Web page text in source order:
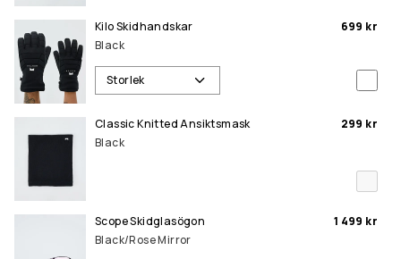
Kilo Skidhandskar
Black
699 kr
Storlek
Classic Knitted Ansiktsmask
Black
299 kr
Scope Skidglasögon
Black/Rose Mirror
1 499 kr